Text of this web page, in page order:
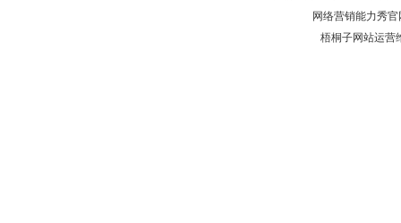
网络营销能力秀官
梧桐子网站运营